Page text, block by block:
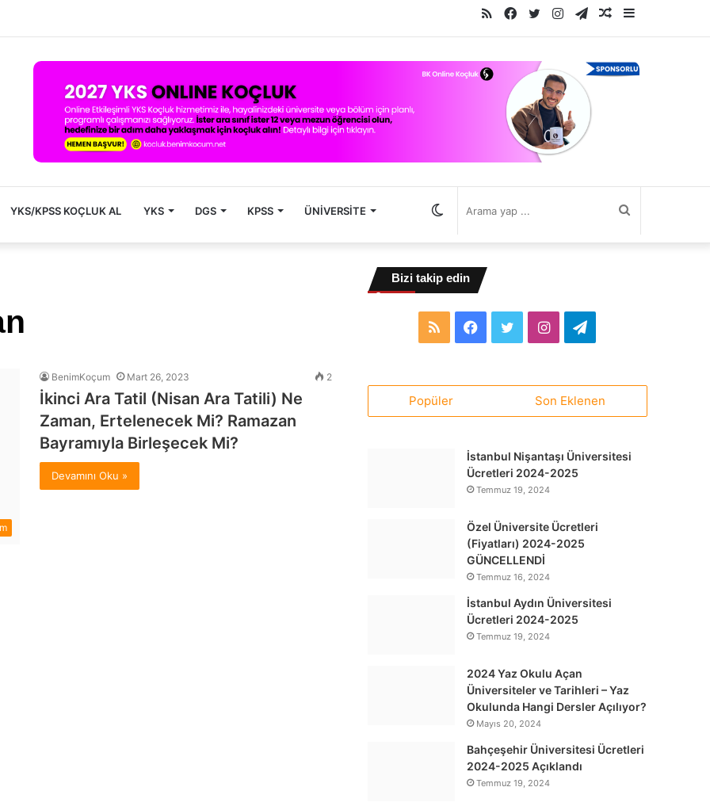
Kenar
Bölmesi
Rastgele
Makale
Telegram
Instagram
Twitter
Facebook
RSS
YKS/KPSS KOÇLUK AL YKS DGS KPSS ÜNIVERSITE
BenimKoçum Mart 26, 2023 2
İkinci Ara Tatil (Nisan Ara Tatili) Ne
Zaman, Ertelenecek Mi? Ramazan
Bayramıyla Birleşecek Mi?
Devamını Oku »
Bizi takip edin
RSS Facebook
TwitterInstagramTelegram
Popüler Son Eklenen
İstanbul Nişantaşı Üniversitesi
Ücretleri 2024-2025
Temmuz 19, 2024
Özel Üniversite Ücretleri
(Fiyatları) 2024-2025
GÜNCELLENDİ
Temmuz 16, 2024
İstanbul Aydın Üniversitesi
Ücretleri 2024-2025
Temmuz 19, 2024
2024 Yaz Okulu Açan
Üniversiteler ve Tarihleri – Yaz
Okulunda Hangi Dersler Açılıyor?
Mayıs 20, 2024
Bahçeşehir Üniversitesi Ücretleri
2024-2025 Açıklandı
Temmuz 19, 2024